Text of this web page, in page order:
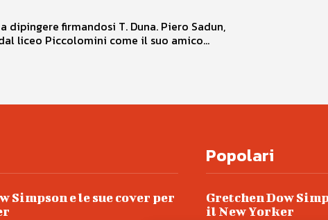
firmandosi T. Duna. Piero Sadun,
liceo Piccolomini come il suo amico...
Simpson e le sue cover per
Popolari
Gretchen Dow
il New Yorker